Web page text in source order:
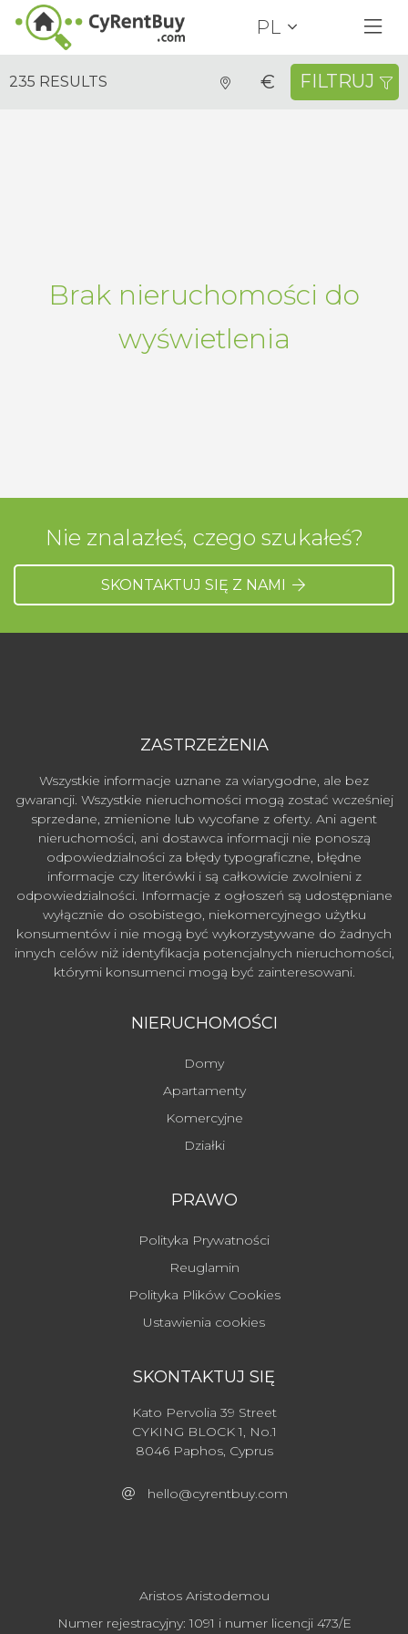
PL
Nieruchomości do Wynajęcia Dowolny rodzaj
WYSZUKAJ
235 RESULTS FILTRUJ
€
Brak nieruchomości do
wyświetlenia
Nie znalazłeś, czego szukałeś?
SKONTAKTUJ SIĘ Z NAMI
ZASTRZEŻENIA
Wszystkie informacje uznane za wiarygodne, ale bez
gwarancji. Wszystkie nieruchomości mogą zostać wcześniej
sprzedane, zmienione lub wycofane z oferty. Ani agent
nieruchomości, ani dostawca informacji nie ponoszą
odpowiedzialności za błędy typograficzne, błędne
informacje czy literówki i są całkowicie zwolnieni z
odpowiedzialności. Informacje z ogłoszeń są udostępniane
wyłącznie do osobistego, niekomercyjnego użytku
konsumentów i nie mogą być wykorzystywane do żadnych
innych celów niż identyfikacja potencjalnych nieruchomości,
którymi konsumenci mogą być zainteresowani.
NIERUCHOMOŚCI
Domy
Apartamenty
Komercyjne
Działki
PRAWO
Polityka Prywatności
Reuglamin
Polityka Plików Cookies
Ustawienia cookies
SKONTAKTUJ SIĘ
Kato Pervolia 39 Street
CYKING BLOCK 1, No.1
8046 Paphos, Cyprus
hello@cyrentbuy.com
Aristos Aristodemou
Numer rejestracyjny: 1091 i numer licencji 473/E